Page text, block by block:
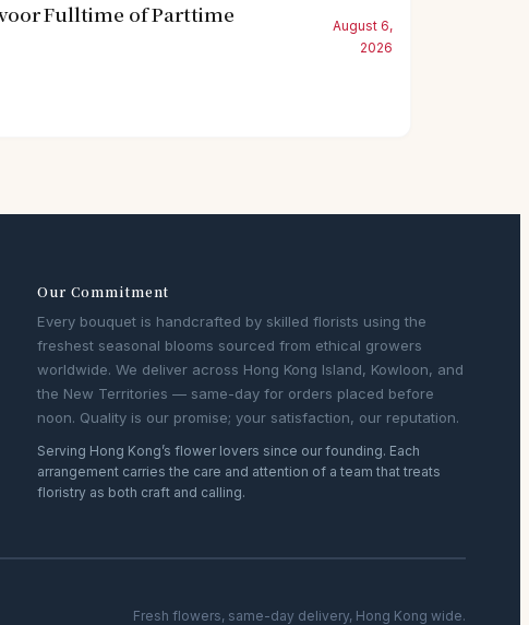
Fulltime of Parttime
August 6,
2026
Our Commitment
Every bouquet is handcrafted by skilled florists using the
freshest seasonal blooms sourced from ethical growers
worldwide. We deliver across Hong Kong Island, Kowloon, and
the New Territories — same-day for orders placed before
noon. Quality is our promise; your satisfaction, our reputation.
Serving Hong Kong’s flower lovers since our founding. Each
arrangement carries the care and attention of a team that treats
floristry as both craft and calling.
Fresh flowers, same-day delivery, Hong Kong wide.